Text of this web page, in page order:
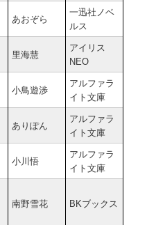
あおぞら
一迅社ノベ
ルス
里海慧
アイリス
NEO
小鳥遊渉
アルファラ
イト文庫
ありぽん
アルファラ
イト文庫
小川悟
アルファラ
イト文庫
南野雪花 BKブックス